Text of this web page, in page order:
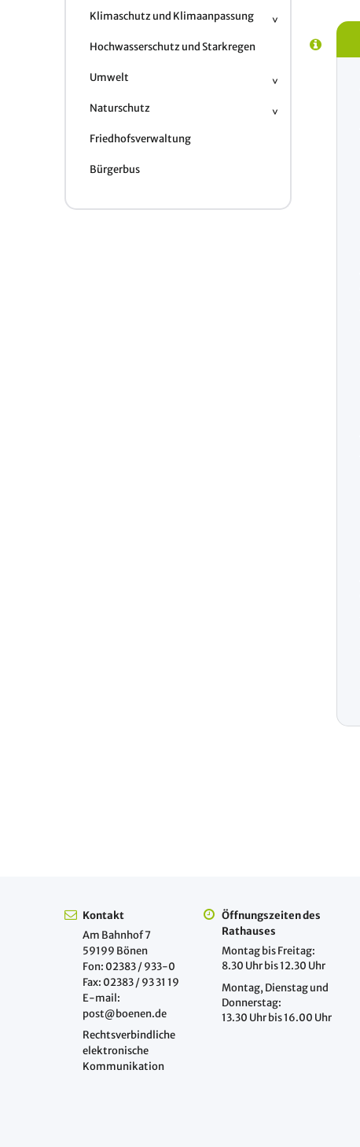
Klimaschutz und Klimaanpassung
Hochwasserschutz und Starkregen
Umwelt
Naturschutz
Friedhofsverwaltung
Bürgerbus
Kontakt
Am Bahnhof 7
59199 Bönen
Fon: 02383 / 933-0
Fax: 02383 / 93 31 19
E-mail:
post@boenen.de
Rechtsverbindliche
elektronische
Kommunikation
Öffnungszeiten des
Rathauses
Montag bis Freitag:
8.30 Uhr bis 12.30 Uhr
Montag, Dienstag und
Donnerstag:
13.30 Uhr bis 16.00 Uhr